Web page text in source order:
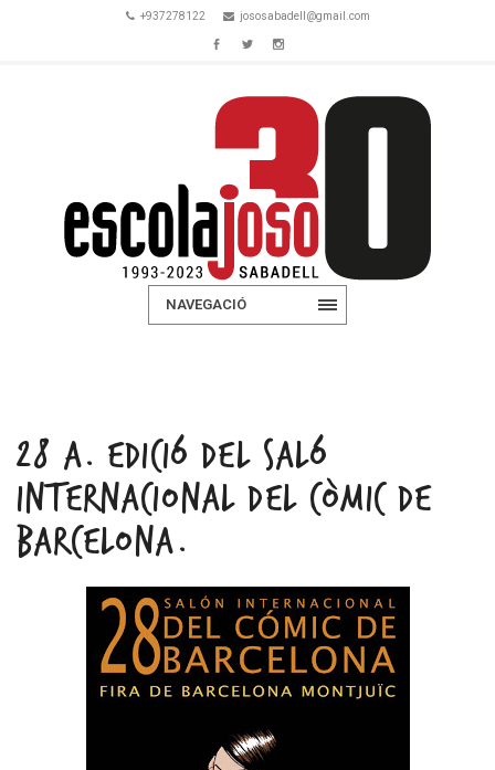
+937278122 jososabadell@gmail.com
NAVEGACIÓ
28 a. EDICIÓ DEL SALÓ
INTERNACIONAL DEL CÒMIC DE
BARCELONA.